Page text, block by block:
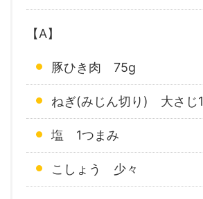
【A】
豚ひき肉 75g
ねぎ(みじん切り) 大さじ1
塩 1つまみ
こしょう 少々